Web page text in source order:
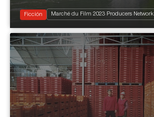
2023
Road Movie
Ficción Marché du Film 2023 Producers Network